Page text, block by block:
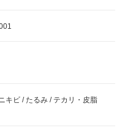
キビ / たるみ / テカリ・皮脂